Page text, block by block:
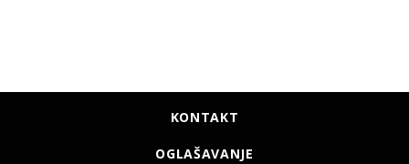
KONTAKT
OGLAŠAVANJE